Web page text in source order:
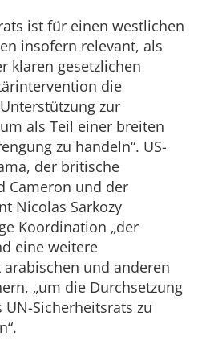
ist für einen westlichen
insofern relevant, als
klaren gesetzlichen
die
zur
als Teil einer breiten
zu handeln“. US-
der britische
Cameron und der
Nicolas Sarkozy
Koordination „der
eine weitere
und anderen
„um die Durchsetzung
Sicherheitsrats zu